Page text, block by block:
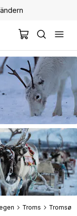
Troms Tromsø